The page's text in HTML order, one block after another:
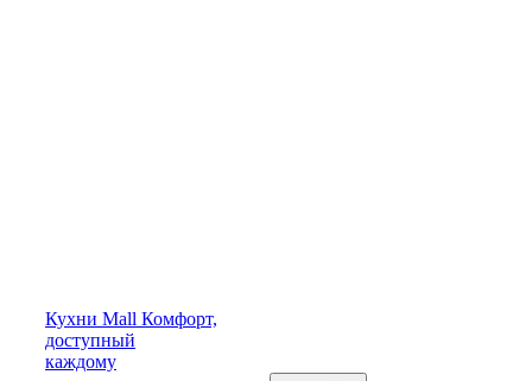
Кухни Mall Комфорт,
доступный
каждому